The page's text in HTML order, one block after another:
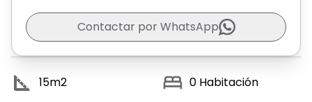
Contactar por WhatsApp
15m2 0 Habitación